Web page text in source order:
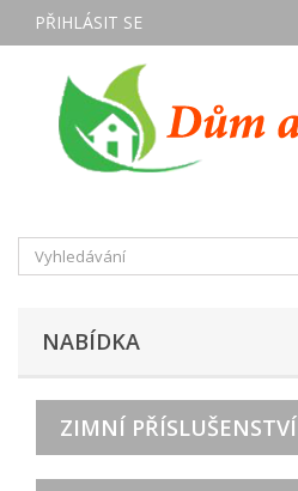
PŘIHLÁSIT SE
NABÍDKA
ZIMNÍ PŘÍSLUŠENSTVÍ